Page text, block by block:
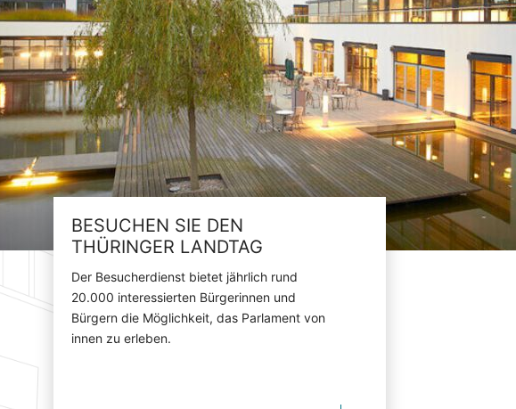
BESUCHEN SIE DEN
THÜRINGER LANDTAG
Der Besucherdienst bietet jährlich rund
20.000 interessierten Bürgerinnen und
Bürgern die Möglichkeit, das Parlament von
innen zu erleben.